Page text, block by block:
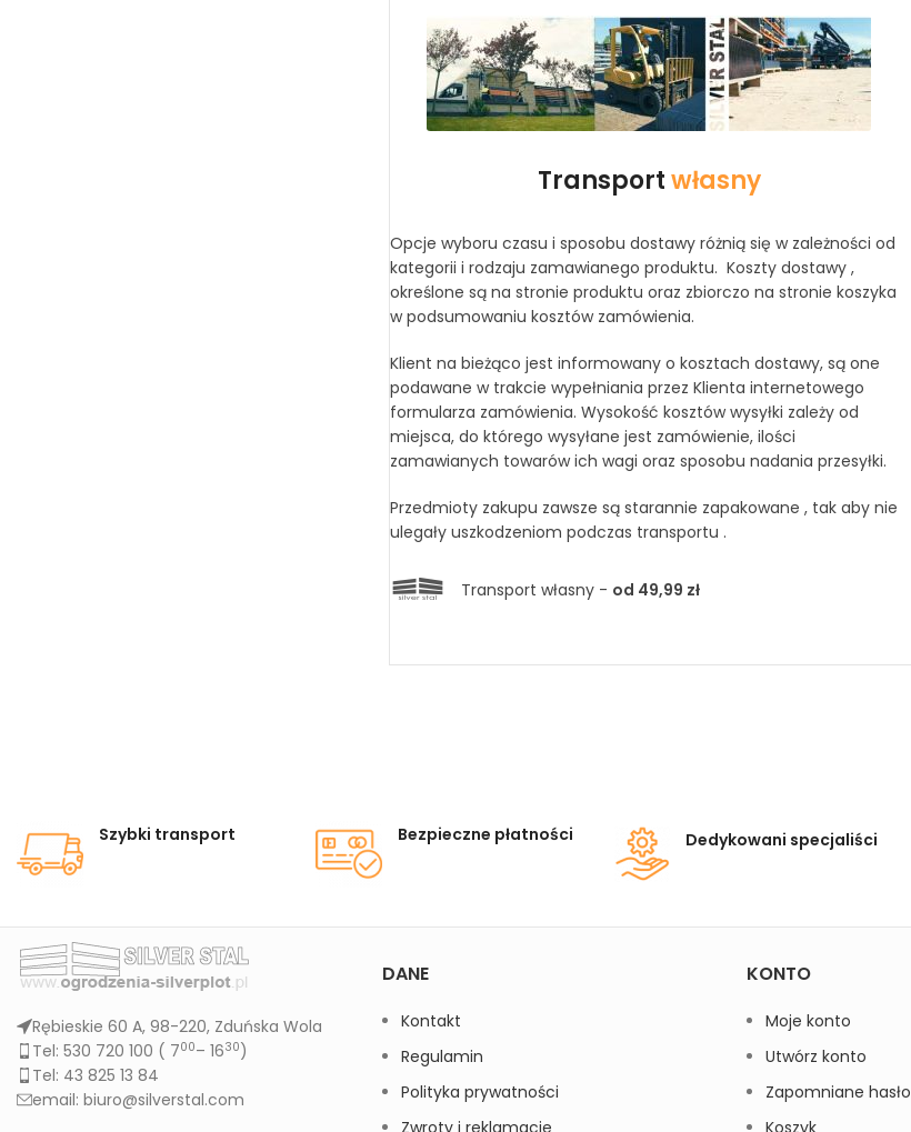
Transportwłasny
Opcje wyboru czasu i sposobu dostawy różnią się w zależności od
kategorii i rodzaju zamawianego produktu. Koszty dostawy ,
określone są na stronie produktu oraz zbiorczo na stronie koszyka
w podsumowaniu kosztów zamówienia.
Klient na bieżąco jest informowany o kosztach dostawy, są one
podawane w trakcie wypełniania przez Klienta internetowego
formularza zamówienia. Wysokość kosztów wysyłki zależy od
miejsca, do którego wysyłane jest zamówienie, ilości
zamawianych towarów ich wagi oraz sposobu nadania przesyłki.
Przedmioty zakupu zawsze są starannie zapakowane , tak aby nie
ulegały uszkodzeniom podczas transportu .
Transport własny - od 49,99 zł
Szybki transport Bezpieczne płatności Dedykowani specjaliści
Rębieskie 60 A, 98-220, Zduńska Wola
Tel: 530 720 100 ( 700– 1630)
Tel: 43 825 13 84
email: biuro@silverstal.com
DANE
Kontakt
Regulamin
Polityka prywatności
Zwroty i reklamacje
KONTO
Moje konto
Utwórz konto
Zapomniane hasło
Koszyk